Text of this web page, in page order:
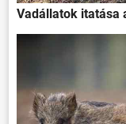
Vadállatok itatása